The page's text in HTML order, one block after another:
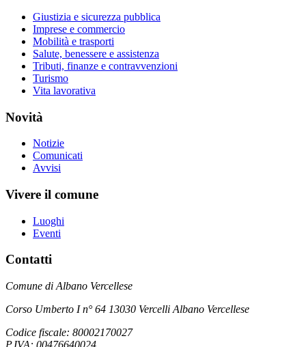
Giustizia e sicurezza pubblica
Imprese e commercio
Mobilità e trasporti
Salute, benessere e assistenza
Tributi, finanze e contravvenzioni
Turismo
Vita lavorativa
Novità
Notizie
Comunicati
Avvisi
Vivere il comune
Luoghi
Eventi
Contatti
Comune di Albano Vercellese
Corso Umberto I n° 64 13030 Vercelli Albano Vercellese
Codice fiscale: 80002170027